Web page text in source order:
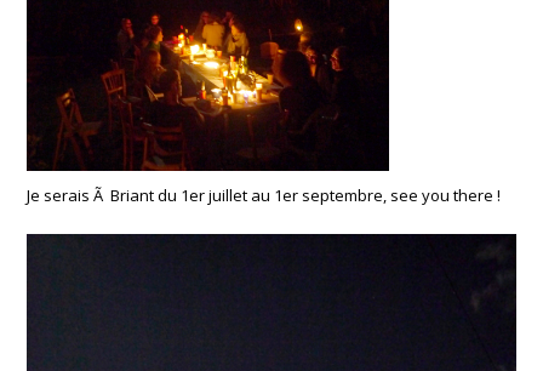
Je serais Ã Briant du 1er juillet au 1er septembre, see you there !